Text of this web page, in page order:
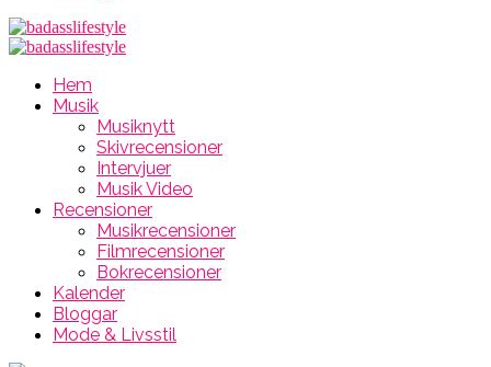
Hem
Musik
Musiknytt
Skivrecensioner
Intervjuer
Musik Video
Recensioner
Musikrecensioner
Filmrecensioner
Bokrecensioner
Kalender
Bloggar
Mode & Livsstil